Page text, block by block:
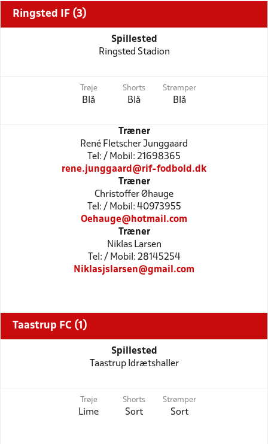
Ringsted IF (3)
Spillested
Ringsted Stadion
Trøje
Blå
Shorts
Blå
Strømper
Blå
Træner
René Fletscher Junggaard
Tel: / Mobil: 21698365
rene.junggaard@rif-fodbold.dk
Træner
Christoffer Øhauge
Tel: / Mobil: 40973955
Oehauge@hotmail.com
Træner
Niklas Larsen
Tel: / Mobil: 28145254
Niklasjslarsen@gmail.com
Taastrup FC (1)
Spillested
Taastrup Idrætshaller
Trøje
Lime
Shorts
Sort
Strømper
Sort